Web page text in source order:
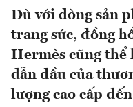
Dù với dòng sản
trang sức, đồng
Hermès cũng thể
dẫn đầu của
lượng cao cấp